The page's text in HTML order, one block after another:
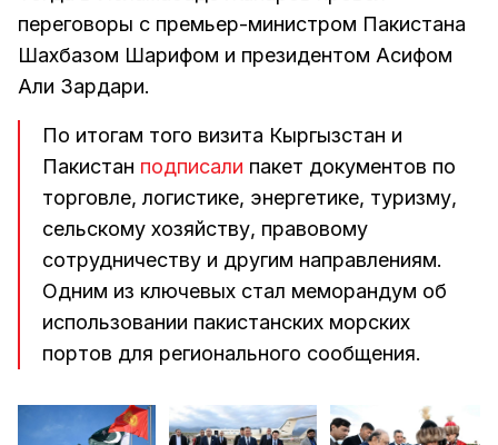
переговоры с премьер-министром Пакистана
Шахбазом Шарифом и президентом Асифом
Али Зардари.
По итогам того визита Кыргызстан и
Пакистан подписали пакет документов по
торговле, логистике, энергетике, туризму,
сельскому хозяйству, правовому
сотрудничеству и другим направлениям.
Одним из ключевых стал меморандум об
использовании пакистанских морских
портов для регионального сообщения.